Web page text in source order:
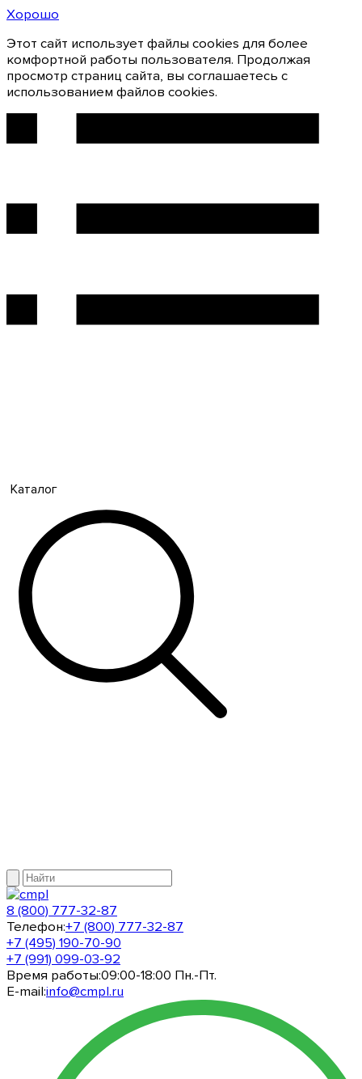
Хорошо
Этот сайт использует файлы cookies для более
комфортной работы пользователя. Продолжая
просмотр страниц сайта, вы соглашаетесь с
использованием файлов cookies.
Каталог
8 (800) 777-32-87
Телефон:+7 (800) 777-32-87
+7 (495) 190-70-90
+7 (991) 099-03-92
Время работы:09:00-18:00 Пн.-Пт.
E-mail:info@cmpl.ru